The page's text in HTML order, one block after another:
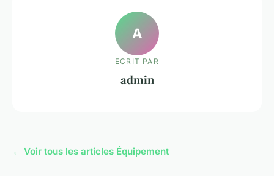
A
ECRIT PAR
admin
← Voir tous les articles Équipement